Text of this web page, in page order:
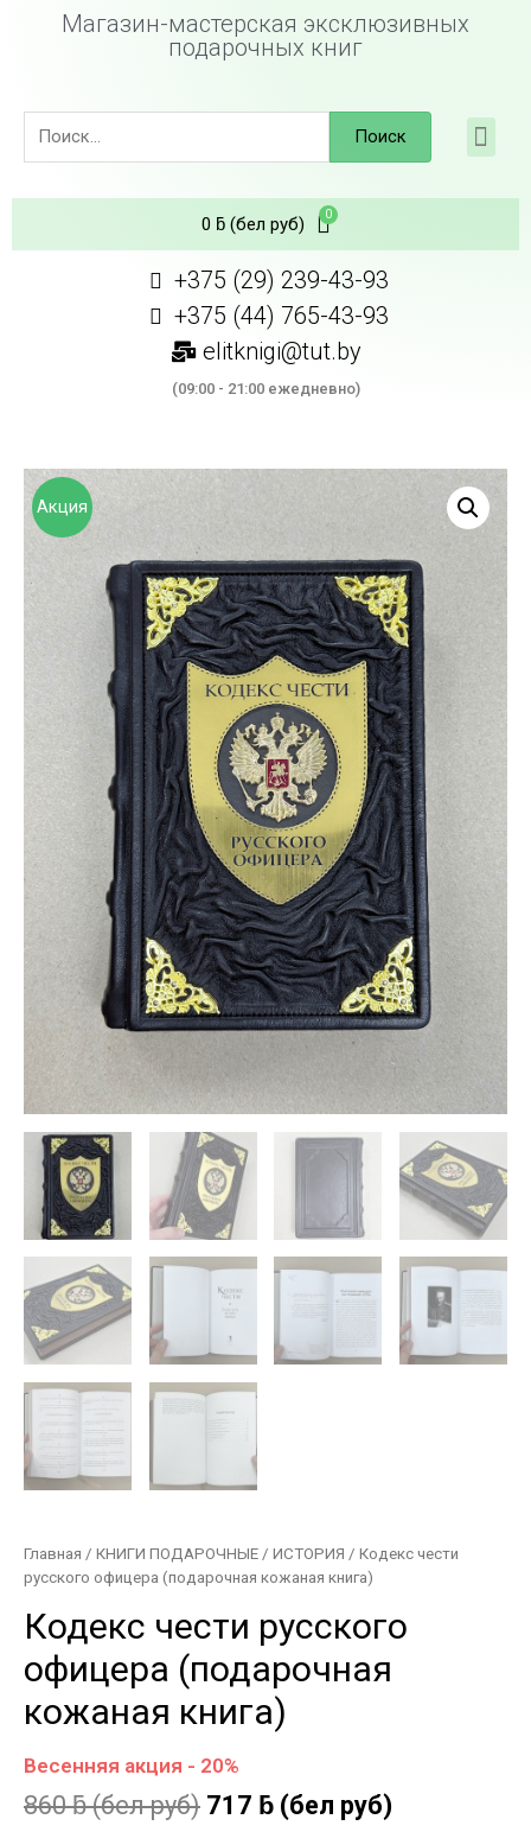
Магазин-мастерская эксклюзивных
подарочных книг
Поиск
0 ƃ(бел руб)
+375 (29) 239-43-93
+375 (44) 765-43-93
elitknigi@tut.by
(09:00 - 21:00 ежедневно)
Акция
Главная / КНИГИ ПОДАРОЧНЫЕ / ИСТОРИЯ / Кодекс чести
русского офицера (подарочная кожаная книга)
Кодекс чести русского
офицера (подарочная
кожаная книга)
Весенняя акция - 20%
860ƃ(бел руб) 717 ƃ (бел руб)